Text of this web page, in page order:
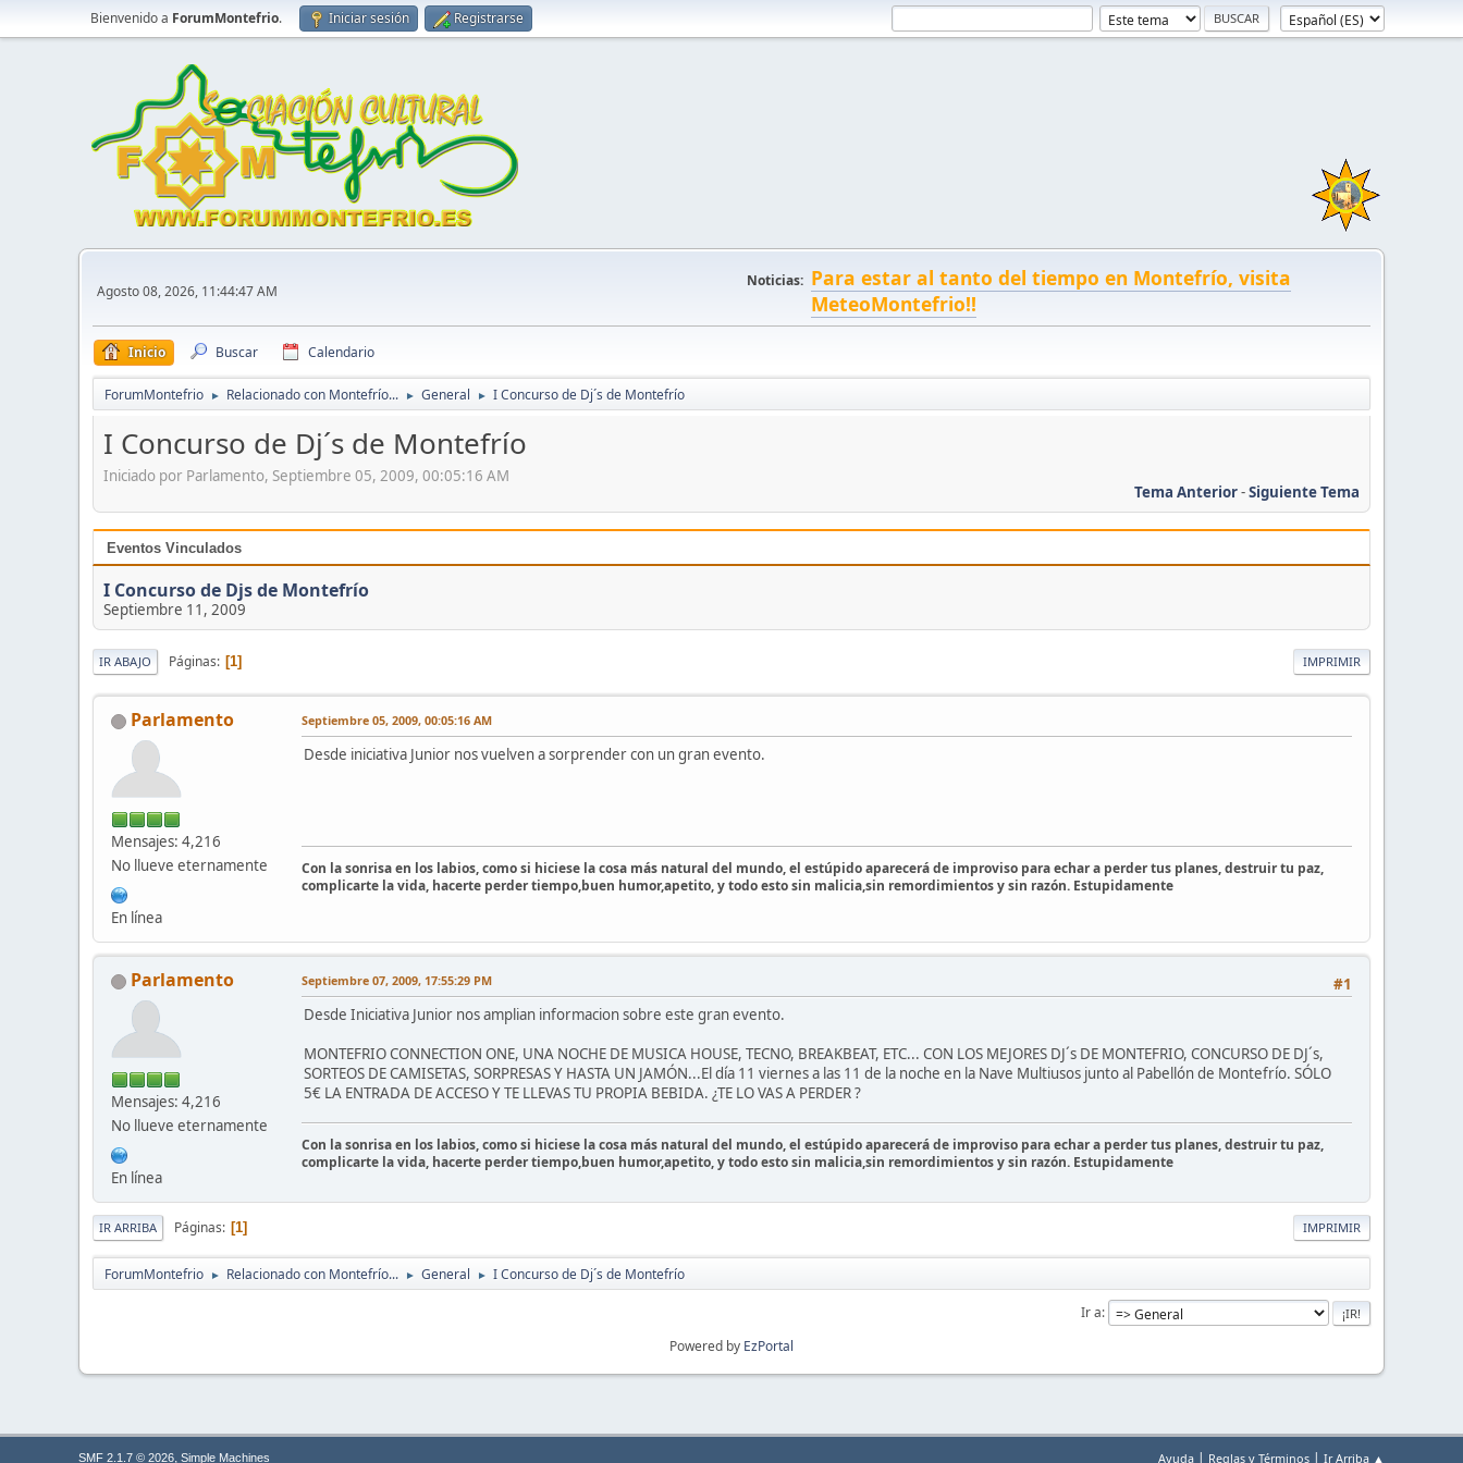
Bienvenido a ForumMontefrio. Iniciar sesión Registrarse
Agosto 08, 2026, 11:44:47 AM
Noticias: Para estar al tanto del tiempo en Montefrío, visita
MeteoMontefrio!!
Inicio Buscar Calendario
ForumMontefrio ► Relacionado con Montefrío... ► General ► I Concurso de Dj´s de Montefrío
I Concurso de Dj´s de Montefrío
Iniciado por Parlamento, Septiembre 05, 2009, 00:05:16 AM
Tema Anterior-Siguiente Tema
Eventos Vinculados
I Concurso de Djs de Montefrío
Septiembre 11, 2009
IMPRIMIR
IR ABAJO Páginas 1
Parlamento
Mensajes: 4,216
No llueve eternamente
En línea
Septiembre 05, 2009, 00:05:16 AM
Desde iniciativa Junior nos vuelven a sorprender con un gran evento.
Con la sonrisa en los labios, como si hiciese la cosa más natural del mundo, el estúpido aparecerá de improviso para echar a perder tus planes, destruir tu paz,
complicarte la vida, hacerte perder tiempo,buen humor,apetito, y todo esto sin malicia,sin remordimientos y sin razón. Estupidamente
Parlamento
Mensajes: 4,216
No llueve eternamente
En línea
#1
Septiembre 07, 2009, 17:55:29 PM
Desde Iniciativa Junior nos amplian informacion sobre este gran evento.
MONTEFRIO CONNECTION ONE, UNA NOCHE DE MUSICA HOUSE, TECNO, BREAKBEAT, ETC... CON LOS MEJORES DJ´s DE MONTEFRIO, CONCURSO DE DJ´s,
SORTEOS DE CAMISETAS, SORPRESAS Y HASTA UN JAMÓN...El día 11 viernes a las 11 de la noche en la Nave Multiusos junto al Pabellón de Montefrío. SÓLO
5€ LA ENTRADA DE ACCESO Y TE LLEVAS TU PROPIA BEBIDA. ¿TE LO VAS A PERDER ?
Con la sonrisa en los labios, como si hiciese la cosa más natural del mundo, el estúpido aparecerá de improviso para echar a perder tus planes, destruir tu paz,
complicarte la vida, hacerte perder tiempo,buen humor,apetito, y todo esto sin malicia,sin remordimientos y sin razón. Estupidamente
IMPRIMIR
IR ARRIBA Páginas 1
ForumMontefrio ► Relacionado con Montefrío... ► General ► I Concurso de Dj´s de Montefrío
Ir a
Powered by EzPortal
Ayuda | Reglas y Términos | Ir Arriba ▲
SMF 2.1.7 © 2026, Simple Machines